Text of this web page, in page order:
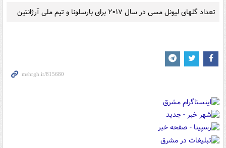
تعداد گلهای لیونل مسی در سال ۲۰۱۷ برای بارسلونا و تیم ملی آرژانتین